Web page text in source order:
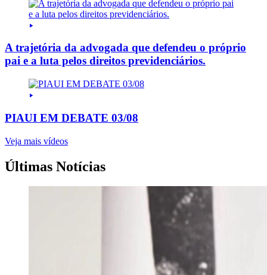
A trajetória da advogada que defendeu o próprio
pai e a luta pelos direitos previdenciários.
PIAUI EM DEBATE 03/08
Veja mais vídeos
Últimas Notícias